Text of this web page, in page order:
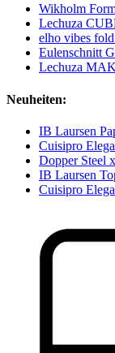
Wikholm
Lechuza
elho vibes
Eulenschnitt
Lechuza
Neuheiten:
IB Laursen
Cuisipro
Dopper Steel
IB Laursen
Cuisipro